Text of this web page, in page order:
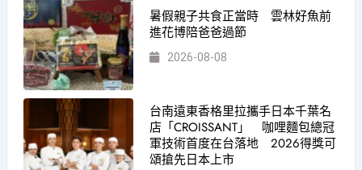
暑假親子共食正當時 雲林好魚前
進花博陪爸爸過節
2026-08-08
台南遠東香格里拉攜手日本千葉名
店「CROISSANT」 咖哩麵包總冠
軍技術首度在台落地 2026得獎可
頌搶先日本上市